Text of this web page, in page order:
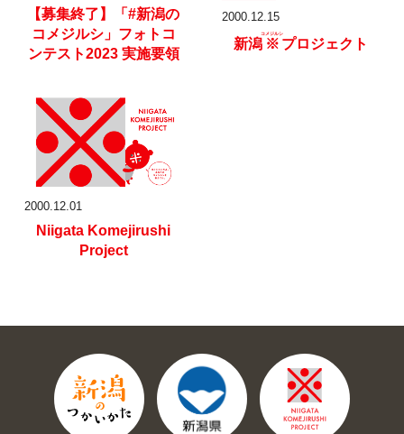
【募集終了】
「#新潟の
コメジルシ」 フォトコ
ンテスト2023 実施要領
2000.12.15
新潟 ※
コメジルシ
プロジェクト
2000.12.01
Niigata Komejirushi
Project